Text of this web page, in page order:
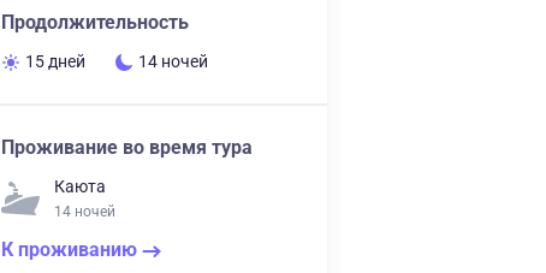
Продолжительность
15 дней 14 ночей
Проживание во время тура
Каюта
14 ночей
К проживанию